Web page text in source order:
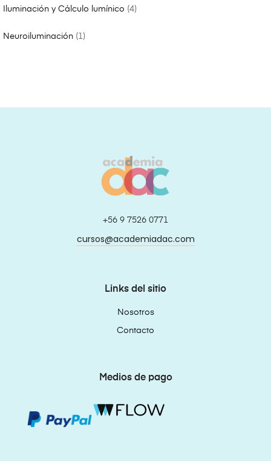
Iluminación y Cálculo lumínico 4
Neuroiluminación 1
+56 9 7526 0771
cursos@academiadac.com
Links del sitio
Nosotros
Contacto
Medios de pago